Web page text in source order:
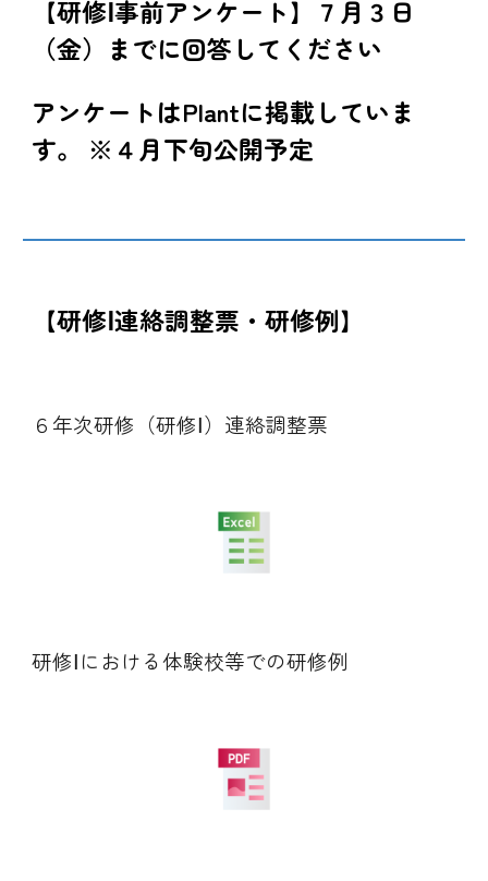
【研修Ⅰ事前アンケート】７月 ３ 日
（金）までに回答してください
アンケートはPlantに掲載していま
す。 ※４月下旬公開予定
【研修Ⅰ連絡調整票・研修例】
６年次研修（研修Ⅰ）連絡調整票
研修Ⅰにおける体験校等での研修例